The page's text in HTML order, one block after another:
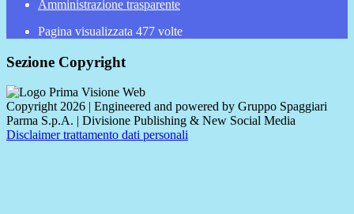
Amministrazione trasparente
Pagina visualizzata 477 volte
Sezione Copyright
Copyright 2026 | Engineered and powered by Gruppo Spaggiari
Parma S.p.A. | Divisione Publishing & New Social Media
Disclaimer trattamento dati personali